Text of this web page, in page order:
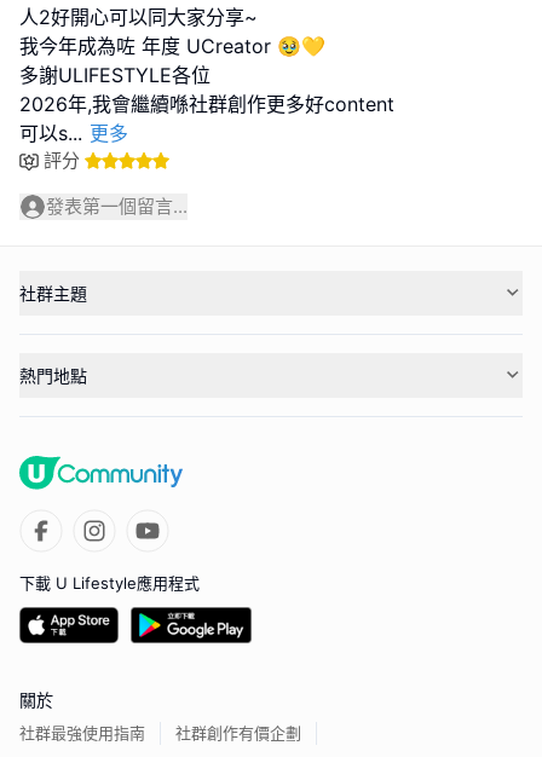
人2好開心可以同大家分享~
我今年成為咗 年度 UCreator 🥹💛
多謝ULIFESTYLE各位
2026年,我會繼續喺社群創作更多好content
可以s... 更多
評分
發表第一個留言...
社群主題
熱門地點
下載 U Lifestyle應用程式
關於
社群最強使用指南
社群創作有價企劃